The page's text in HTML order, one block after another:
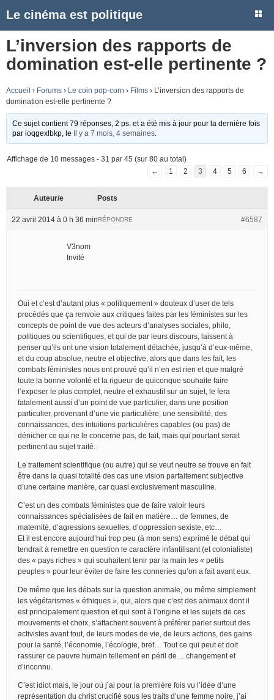
Le cinéma est politique
L’inversion des rapports de
domination est-elle pertinente ?
Accueil › Forums › Le coin pop-corn › Films › L’inversion des rapports de
domination est-elle pertinente ?
Ce sujet contient 79 réponses, 2 ps. et a été mis à jour pour la dernière fois
parioqgexlbkp , le Il y a 7 mois, 4 semaines
Affichage de 10 messages - 31 par 45 (sur 80 au total)
←
1 2 3 4 5 6 →
Auteur/e Posts
22 avril 2014 à 0 h 36 min #6587
RÉPONDRE
V3nom
Invité
Oui et c’est d’autant plus « politiquement » douteux d’user de tels
procédés que ça renvoie aux critiques faites par les féministes sur les
concepts de point de vue des acteurs d’analyses sociales, philo,
politiques ou scientifiques, et qui de par leurs discours, laissent à
penser qu’ils ont une vision totalement détachée, jusqu’à d’eux-même,
et du coup absolue, neutre et objective, alors que dans les fait, les
combats féministes nous ont prouvé qu’il n’en est rien et que malgré
toute la bonne volonté et la rigueur de quiconque souhaite faire
l’exposer le plus complet, neutre et exhaustif sur un sujet, le fera
fatalement aussi d’un point de vue particulier, dans une position
particulier, provenant d’une vie particulière, une sensibilité, des
connaissances, des intuitions particulières capables (ou pas) de
dénicher ce qui ne le concerne pas, de fait, mais qui pourtant serait
pertinent au sujet traité.
Le traitement scientifique (ou autre) qui se veut neutre se trouve en fait
être dans la quasi totalité des cas une vision parfaitement subjective
d’une certaine manière, car quasi exclusivement masculine.
C’est un des combats féministes que de faire valoir leurs
connaissances spécialisées de fait en matière… de femmes, de
maternité, d’agressions sexuelles, d’oppression sexiste, etc…
Et il est encore aujourd’hui trop peu (à mon sens) exprimé le débat qui
tendrait à remettre en question le caractère infantilisant (et colonialiste)
des « pays riches » qui souhaitent tenir par la main les « petits
peuples » pour leur éviter de faire les conneries qu’on a fait avant eux.
De même que les débats sur la question animale, ou même simplement
les végétarismes « éthiques », qui, alors que c’est des animaux dont il
est principalement question et qui sont à l’origine et les sujets de ces
mouvements et choix, s’attachent souvent à préférer parler surtout des
activistes avant tout, de leurs modes de vie, de leurs actions, des gains
pour la santé, l’économie, l’écologie, bref… Tout ce qui peut et doit
rassurer ce pauvre humain tellement en péril de… changement et
d’inconnu.
C’est idiot mais, le jour où j’ai pour la première fois vu l’idée d’une
représentation du christ crucifié sous les traits d’une femme noire, j’ai